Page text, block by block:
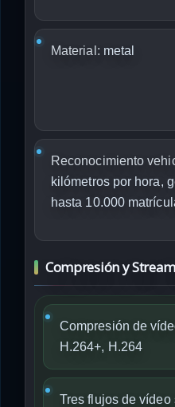
Material: metal
Reconocimiento
kilómetros por hora,
hasta 10.000
Compresión y
Compresión de
H.264+, H.264
Tres flujos de vídeo